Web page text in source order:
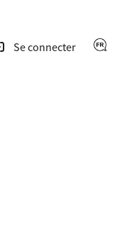
Se connecter